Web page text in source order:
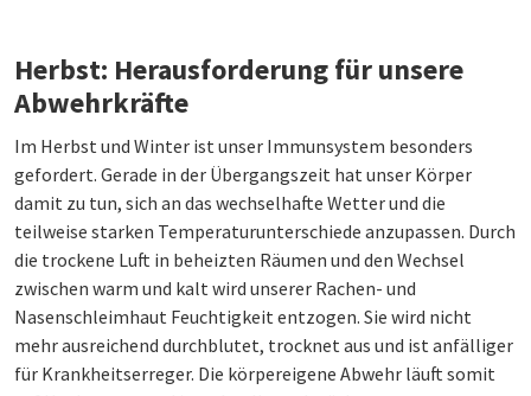
Herbst: Herausforderung für unsere
Abwehrkräfte
Im Herbst und Winter ist unser Immunsystem besonders
gefordert. Gerade in der Übergangszeit hat unser Körper
damit zu tun, sich an das wechselhafte Wetter und die
teilweise starken Temperaturunterschiede anzupassen. Durch
die trockene Luft in beheizten Räumen und den Wechsel
zwischen warm und kalt wird unserer Rachen- und
Nasenschleimhaut Feuchtigkeit entzogen. Sie wird nicht
mehr ausreichend durchblutet, trocknet aus und ist anfälliger
für Krankheitserreger. Die körpereigene Abwehr läuft somit